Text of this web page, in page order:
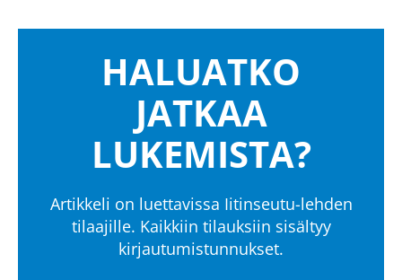
HALUATKO
JATKAA
LUKEMISTA?
Artikkeli on luettavissa Iitinseutu-lehden
tilaajille. Kaikkiin tilauksiin sisältyy
kirjautumistunnukset.